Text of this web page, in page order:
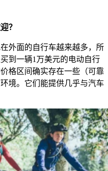
？
外面的自行车越来越多，所
到一辆1万美元的电动自行
格区间确实存在一些（可靠
境。它们能提供几乎与汽车